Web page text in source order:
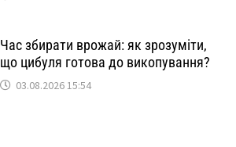
Час збирати врожай: як зрозуміти,
що цибуля готова до викопування?
03.08.2026 15:54